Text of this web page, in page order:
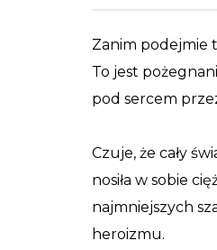
Zanim podejmie
To jest
pod sercem
Czuje, że cały
nosiła w sobie
najmniejszych
heroizmu.